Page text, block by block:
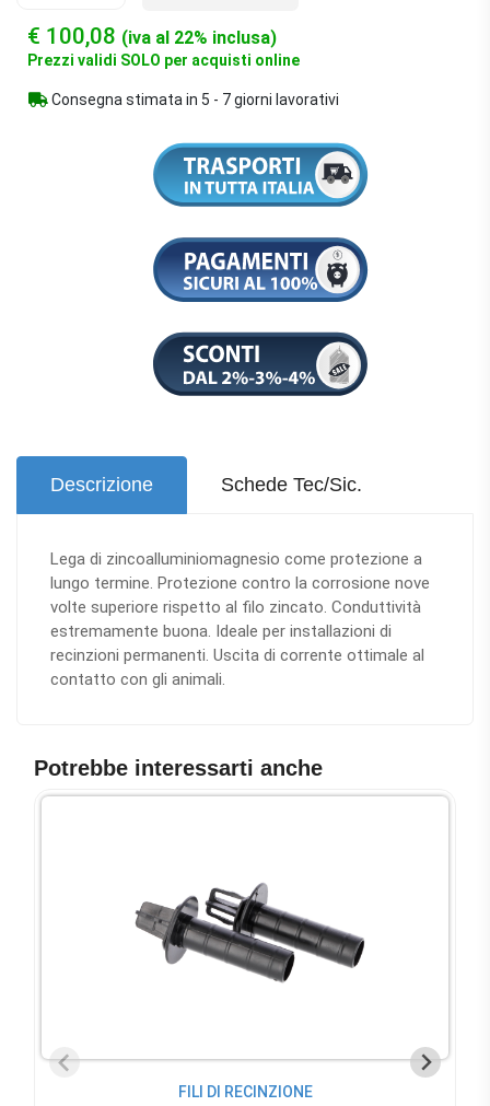
€ 100,08 (iva al 22% inclusa)
Prezzi validi SOLO per acquisti online
Consegna stimata in 5 - 7 giorni lavorativi
Descrizione Schede Tec/Sic.
Lega di zincoalluminiomagnesio come protezione a
lungo termine. Protezione contro la corrosione nove
volte superiore rispetto al filo zincato. Conduttività
estremamente buona. Ideale per installazioni di
recinzioni permanenti. Uscita di corrente ottimale al
contatto con gli animali.
Potrebbe interessarti anche
FILI DI RECINZIONE